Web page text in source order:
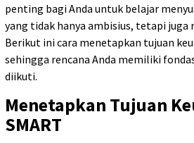
penting bagi Anda untuk belajar
yang tidak hanya ambisius, tetapi juga
Berikut ini cara menetapkan tujuan
sehingga rencana Anda memiliki
diikuti.
Menetapkan Tujuan
SMART